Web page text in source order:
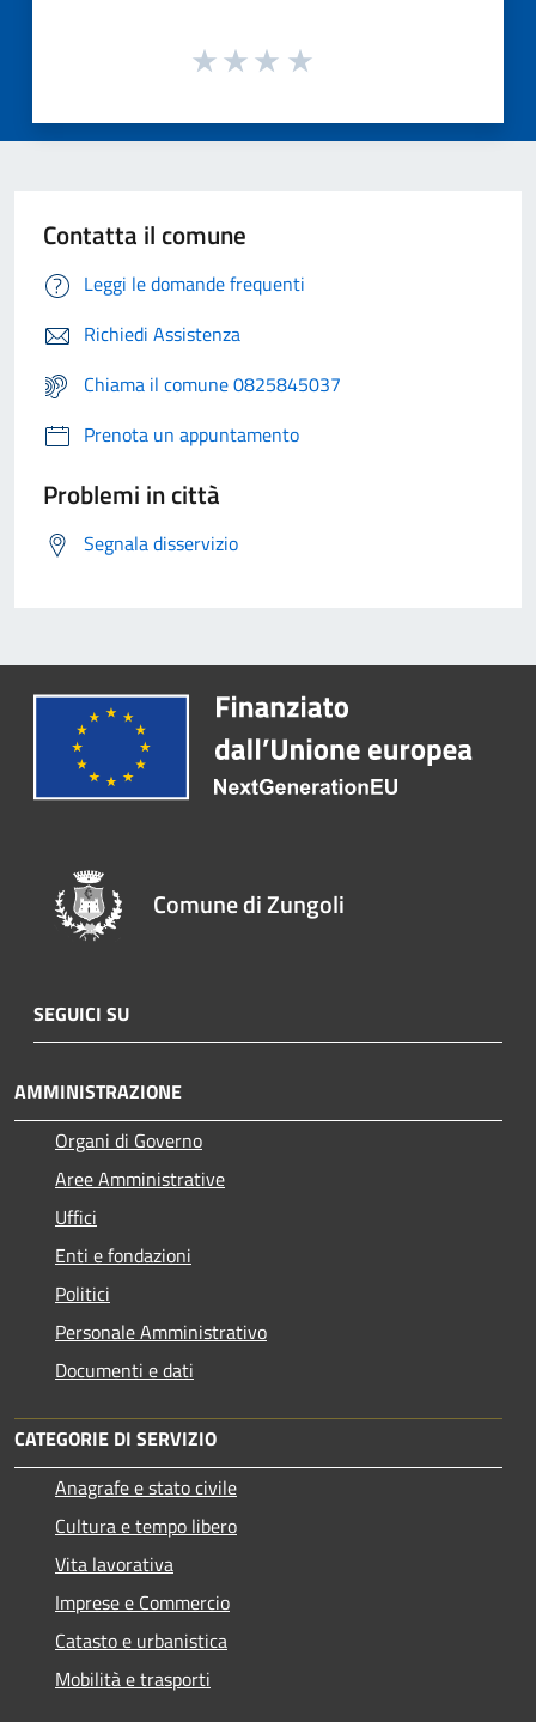
Contatta il comune
Leggi le domande frequenti
Richiedi Assistenza
Chiama il comune 0825845037
Prenota un appuntamento
Problemi in città
Segnala disservizio
Comune di Zungoli
SEGUICI SU
AMMINISTRAZIONE
Organi di Governo
Aree Amministrative
Uffici
Enti e fondazioni
Politici
Personale Amministrativo
Documenti e dati
CATEGORIE DI SERVIZIO
Anagrafe e stato civile
Cultura e tempo libero
Vita lavorativa
Imprese e Commercio
Catasto e urbanistica
Mobilità e trasporti